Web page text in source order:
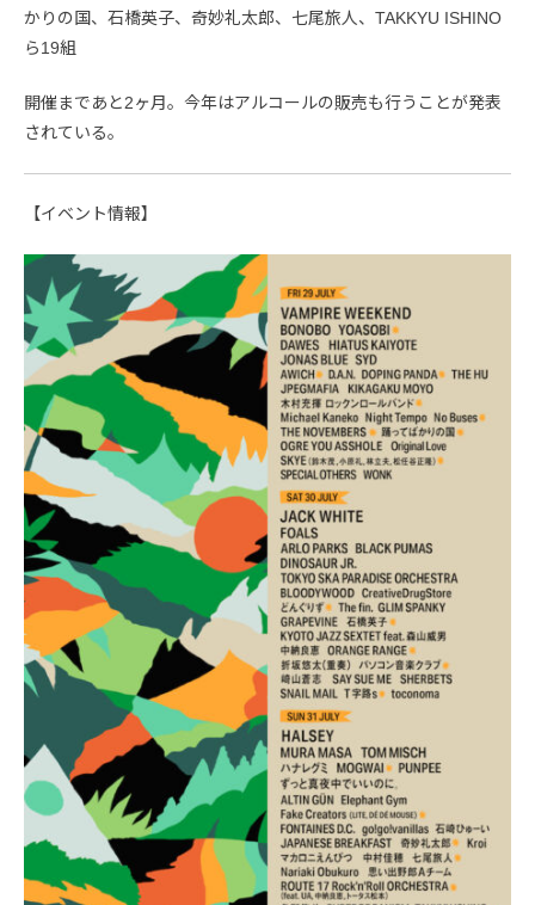
かりの国、石橋英子、奇妙礼太郎、七尾旅人、TAKKYU ISHINO
ら19組
開催まであと2ヶ月。今年はアルコールの販売も行うことが発表
されている。
【イベント情報】